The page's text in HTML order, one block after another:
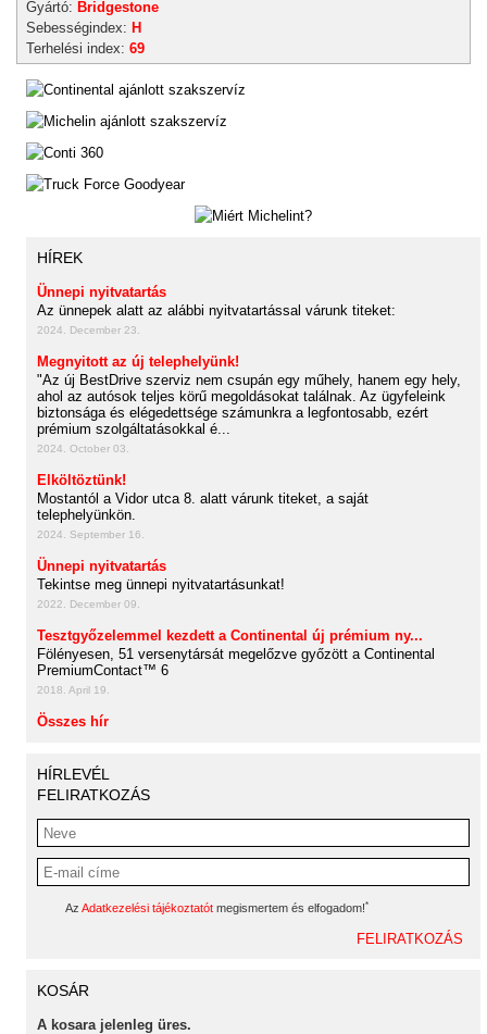
Gyártó: Bridgestone
Sebességindex: H
Terhelési index: 69
HÍREK
Ünnepi nyitvatartás
Az ünnepek alatt az alábbi nyitvatartással várunk titeket:
2024. December 23.
Megnyitott az új telephelyünk!
"Az új BestDrive szerviz nem csupán egy műhely, hanem egy hely,
ahol az autósok teljes körű megoldásokat találnak. Az ügyfeleink
biztonsága és elégedettsége számunkra a legfontosabb, ezért
prémium szolgáltatásokkal é...
2024. October 03.
Elköltöztünk!
Mostantól a Vidor utca 8. alatt várunk titeket, a saját
telephelyünkön.
2024. September 16.
Ünnepi nyitvatartás
Tekintse meg ünnepi nyitvatartásunkat!
2022. December 09.
Tesztgyőzelemmel kezdett a Continental új prémium ny...
Fölényesen, 51 versenytársát megelőzve győzött a Continental
PremiumContact™ 6
2018. April 19.
Összes hír
HÍRLEVÉL
FELIRATKOZÁS
Az Adatkezelési tájékoztatót megismertem és elfogadom!*
KOSÁR
A kosara jelenleg üres.